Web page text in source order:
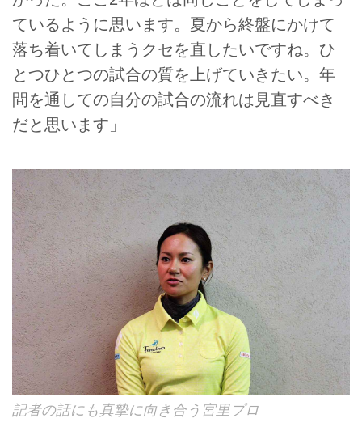
ているように思います。夏から終盤にかけて
落ち着いてしまうクセを直したいですね。ひ
とつひとつの試合の質を上げていきたい。年
間を通しての自分の試合の流れは見直すべき
だと思います」
記者の話にも真摯に向き合う宮里プロ